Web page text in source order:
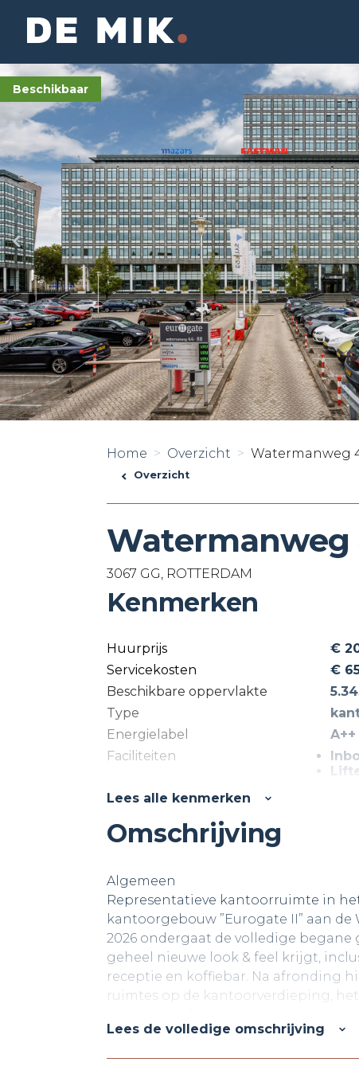
Beschikbaar
Home Overzicht Watermanweg
Overzicht
Watermanweg
3067 GG, ROTTERDAM
Kenmerken
Huurprijs
€
Servicekosten
€
Beschikbare oppervlakte
Type
Energielabel
A++
Faciliteiten
Lees alle kenmerken
Omschrijving
Algemeen
Representatieve kantoorruimte in
kantoorgebouw ”Eurogate II” aan
2026 ondergaat de volledige begane
geheel nieuwe look & feel krijgt,
receptie en koffiebar. Na afronding
ruimtes op de kantoorverdieping,
Lees de volledige omschrijving